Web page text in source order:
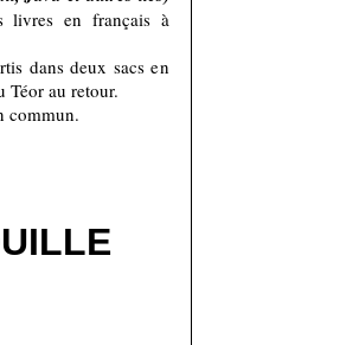
livres en français à
dans deux sacs en
Téor au retour.
commun.